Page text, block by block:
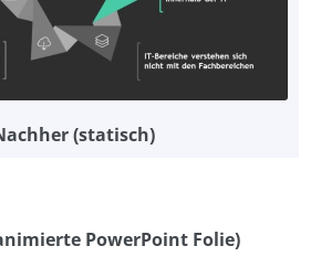
(statisch)
PowerPoint Folie)